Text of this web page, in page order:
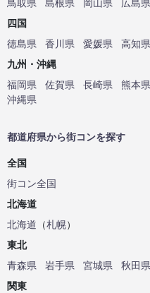
鳥取県 島根県 岡山県 広島県
四国
徳島県
香川県 愛媛県
高知県
九州・沖縄
福岡県
佐賀県 長崎県 熊本県
沖縄県
都道府県から街コンを探す
全国
街コン全国
北海道
北海道 （札幌）
東北
青森県
岩手県 宮城県 秋田県
関東